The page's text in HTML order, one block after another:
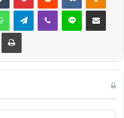
WhatsAppTelegramViber Line E-Posta ile
Yazdır